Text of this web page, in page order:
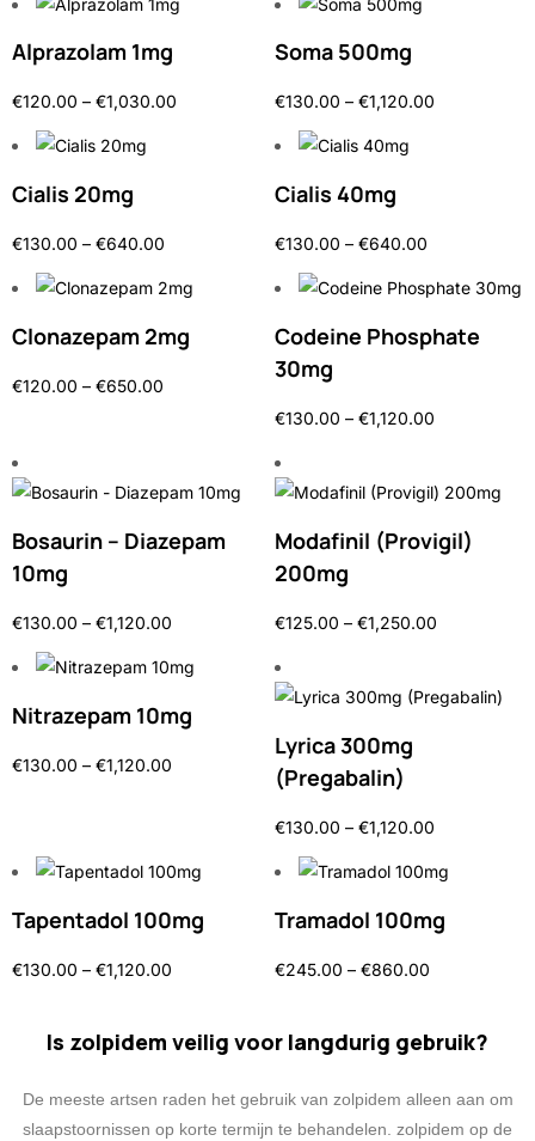
Alprazolam 1mg
€120.00 – €1,030.00
Soma 500mg
€130.00 – €1,120.00
Cialis 20mg
€130.00 – €640.00
Cialis 40mg
€130.00 – €640.00
Clonazepam 2mg
€120.00 – €650.00
Codeine Phosphate
30mg
€130.00 – €1,120.00
Bosaurin – Diazepam
10mg
€130.00 – €1,120.00
Modafinil (Provigil)
200mg
€125.00 – €1,250.00
Nitrazepam 10mg
€130.00 – €1,120.00
Lyrica 300mg
(Pregabalin)
€130.00 – €1,120.00
Tapentadol 100mg
€130.00 – €1,120.00
Tramadol 100mg
€245.00 – €860.00
Is zolpidem veilig voor langdurig gebruik?
De meeste artsen raden het gebruik van zolpidem alleen aan om
slaapstoornissen op korte termijn te behandelen. zolpidem op de